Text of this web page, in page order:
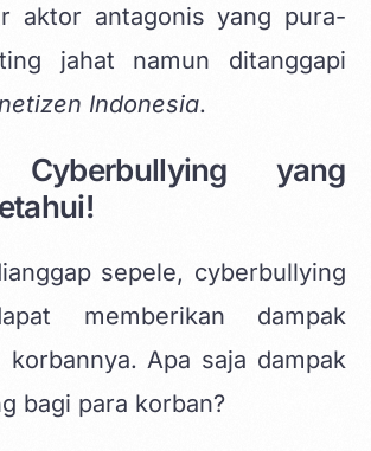
aktor antagonis yang pura-
jahat namun ditanggapi
Indonesia.
Cyberbullying yang
sepele, cyberbullying
memberikan dampak
korbannya. Apa saja dampak
bagi para korban?